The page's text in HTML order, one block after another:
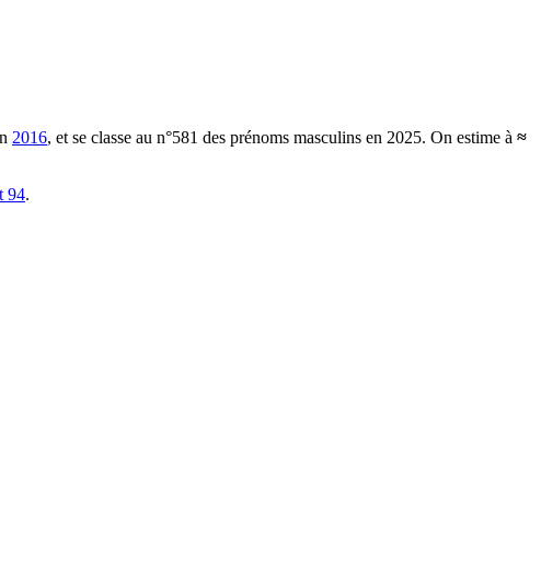
2016, et se classe au n°581 des prénoms masculins en 2025. On estime à ≈
94.